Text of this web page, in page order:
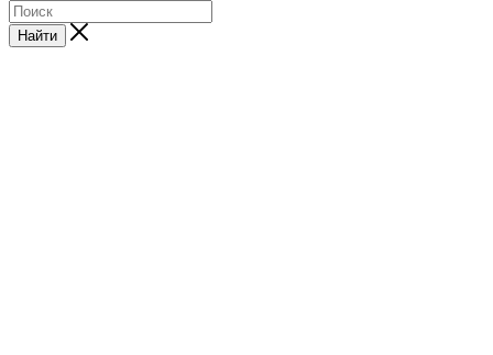
Найти